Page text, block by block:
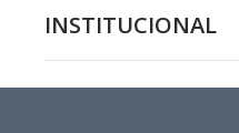
INSTITUCIONAL